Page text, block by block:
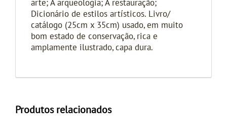
arte; A arqueologia; A restauração;
Dicionário de estilos artísticos. Livro/
catálogo (25cm x 35cm) usado, em muito
bom estado de conservação, rica e
amplamente ilustrado, capa dura.
Produtos relacionados